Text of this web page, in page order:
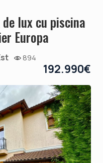
lux cu piscina
Europa
894
192.990€